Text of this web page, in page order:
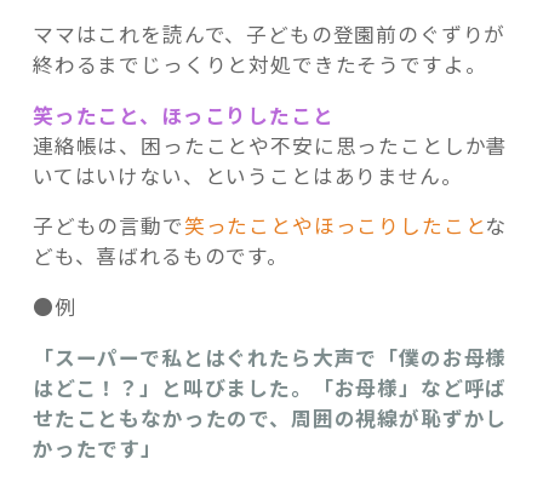
ママはこれを読んで、子どもの登園前のぐずりが
終わるまでじっくりと対処できたそうですよ。
笑ったこと、ほっこりしたこと
連絡帳は、困ったことや不安に思ったことしか書
いてはいけない、ということはありません。
子どもの言動で笑ったことやほっこりしたことな
ども、喜ばれるものです。
●例
「スーパーで私とはぐれたら大声で「僕のお母様
はどこ！？」と叫びました。「お母様」など呼ば
せたこともなかったので、周囲の視線が恥ずかし
かったです」